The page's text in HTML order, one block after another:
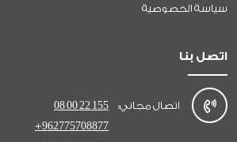
سياسة الخصوصية
اتصل بنا
اتصال مجاني:
08 00 22 155
+962775708877